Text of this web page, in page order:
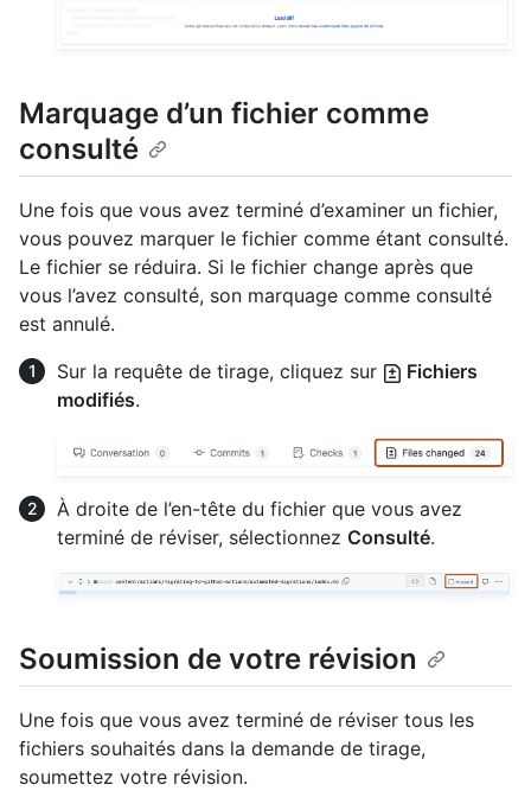
Marquage d’un fichier comme
consulté
Une fois que vous avez terminé d’examiner un fichier,
vous pouvez marquer le fichier comme étant consulté.
Le fichier se réduira. Si le fichier change après que
vous l’avez consulté, son marquage comme consulté
est annulé.
Sur la requête de tirage, cliquez sur
Fichiers
modifiés.
À droite de l’en-tête du fichier que vous avez
terminé de réviser, sélectionnez Consulté.
Soumission de votre révision
Une fois que vous avez terminé de réviser tous les
fichiers souhaités dans la demande de tirage,
soumettez votre révision.